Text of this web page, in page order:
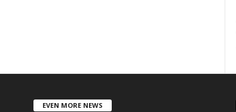
EVEN MORE NEWS